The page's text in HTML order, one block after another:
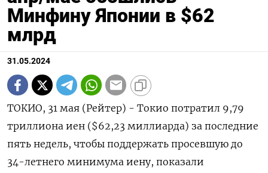
Минфину Японии в $62
млрд
31.05.2024
ТОКИО, 31 мая (Рейтер) - Токио потратил 9,79
триллиона иен ($62,23 миллиарда) за последние
пять недель, чтобы поддержать просевшую до
34-летнего минимума иену, показали